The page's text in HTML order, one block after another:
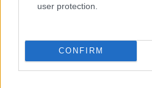
user protection.
CONFIRM
Roma – Rissa tra riders, un